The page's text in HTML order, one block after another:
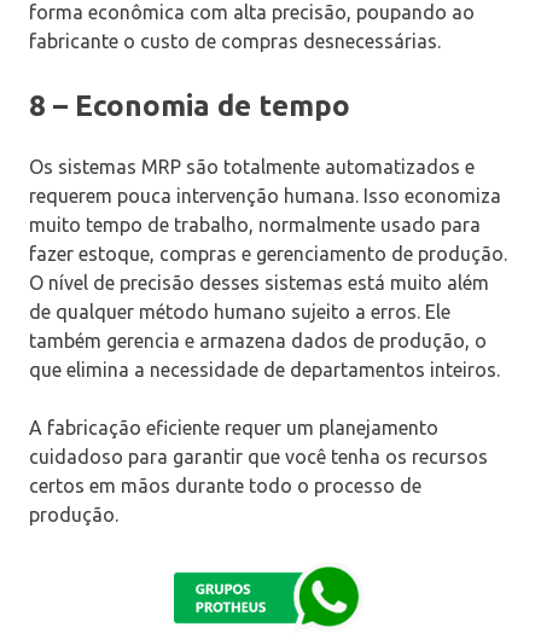
forma econômica com alta precisão, poupando ao
fabricante o custo de compras desnecessárias.
8 – Economia de tempo
Os sistemas MRP são totalmente automatizados e
requerem pouca intervenção humana. Isso economiza
muito tempo de trabalho, normalmente usado para
fazer estoque, compras e gerenciamento de produção.
O nível de precisão desses sistemas está muito além
de qualquer método humano sujeito a erros. Ele
também gerencia e armazena dados de produção, o
que elimina a necessidade de departamentos inteiros.
A fabricação eficiente requer um planejamento
cuidadoso para garantir que você tenha os recursos
certos em mãos durante todo o processo de
produção.